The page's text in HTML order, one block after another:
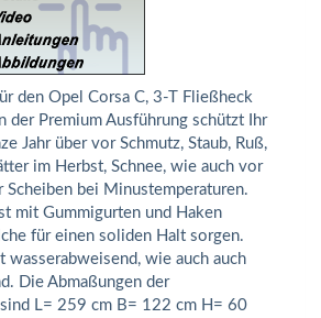
den Opel Corsa C, 3-T Fließheck
Premium Ausführung schützt Ihr
Jahr über vor Schmutz, Staub, Ruß,
im Herbst, Schnee, wie auch vor
Scheiben bei Minustemperaturen.
mit Gummigurten und Haken
für einen soliden Halt sorgen.
wasserabweisend, wie auch auch
Die Abmaßungen der
L= 259 cm B= 122 cm H= 60